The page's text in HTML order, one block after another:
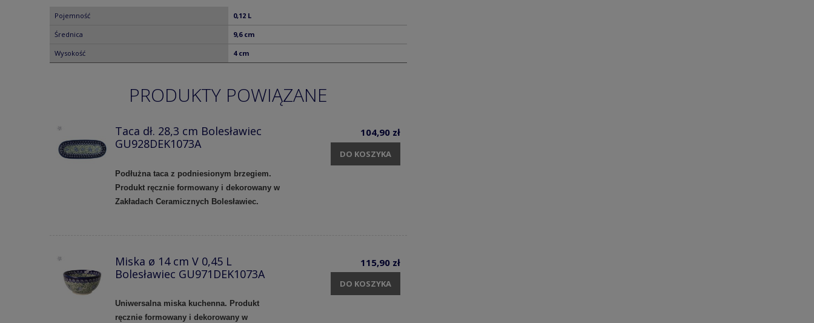
Pojemność 0,12 L
Średnica 9,6 cm
Wysokość 4 cm
PRODUKTY POWIĄZANE
Taca dł. 28,3 cm Bolesławiec
GU928DEK1073A
Podłużna taca z podniesionym brzegiem.
Produkt ręcznie formowany i dekorowany w
Zakładach Ceramicznych Bolesławiec.
104,90 zł
DO KOSZYKA
Miska ø 14 cm V 0,45 L
Bolesławiec GU971DEK1073A
Uniwersalna miska kuchenna. Produkt
ręcznie formowany i dekorowany w
115,90 zł
DO KOSZYKA